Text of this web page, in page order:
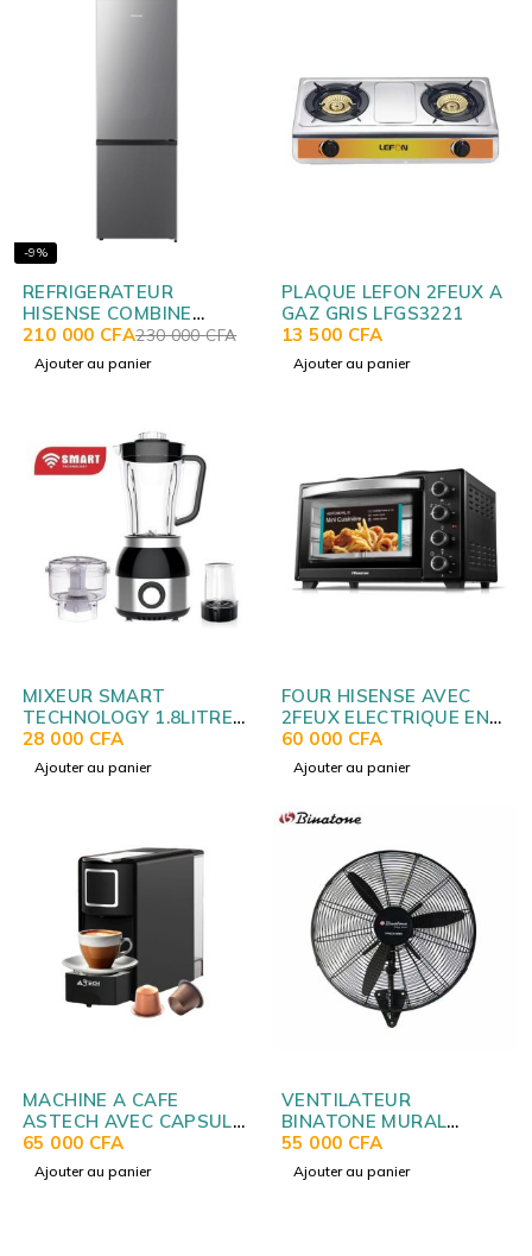
-9%
REFRIGERATEUR
HISENSE COMBINE
3TIROIRS 228L
RD29DC4SA
230 000CFA
210 000 CFA
Ajouter au panier
PLAQUE LEFON 2FEUX A
GAZ GRIS LFGS3221
13 500 CFA
Ajouter au panier
MIXEUR SMART
TECHNOLOGY 1.8LITRES
MULTIFONCTIONS STPE-
8032P
28 000 CFA
Ajouter au panier
FOUR HISENSE AVEC
2FEUX ELECTRIQUE EN
HAUT 28LITRES NOIR
H28TOBKPL16
60 000 CFA
Ajouter au panier
MACHINE A CAFE
ASTECH AVEC CAPSULE
NESPRESSO CM052FBO
65 000 CFA
Ajouter au panier
VENTILATEUR
BINATONE MURAL
INDUSTRIEL EN FER
IWF2600
55 000 CFA
Ajouter au panier